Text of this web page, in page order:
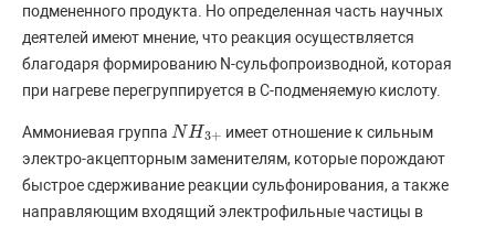
подмененного продукта. Но определенная часть научных
деятелей имеют мнение, что реакция осуществляется
благодаря формированию N-сульфопроизводной, которая
при нагреве перегруппируется в C-подменяемую кислоту.
Аммониевая группа NH3+
NH3+
имеет отношение к сильным
электро-акцепторным заменителям, которые порождают
быстрое сдерживание реакции сульфонирования, а также
направляющим входящий электрофильные частицы в